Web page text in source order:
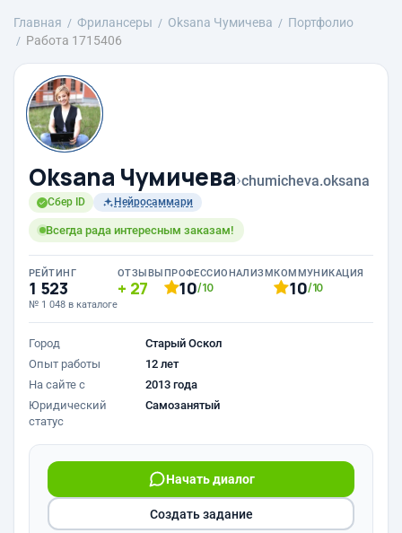
Главная Фрилансеры Oksana Чумичева
Портфолио
Работа 1715406
Oksana Чумичева›chumicheva.oksana
Сбер ID Нейросаммари
Всегда рада интересным заказам!
РЕЙТИНГ
1 523
№ 1 048 в каталоге
ОТЗЫВЫ
27
ПРОФЕССИОНАЛИЗМ
10/10
КОММУНИКАЦИЯ
10/10
Город
Старый Оскол
Опыт работы
12 лет
На сайте с
2013 года
Юридический
статус
Самозанятый
Начать диалог
Создать задание